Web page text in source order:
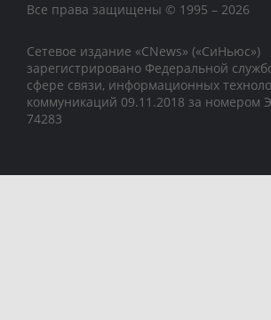
Все права защищены © 1995 – 2026
Сетевое издание «CNews» («СиНьюс»)
зарегистрировано Федеральной
сфере связи, информационных
коммуникаций 09.11.2018 за номером
74283